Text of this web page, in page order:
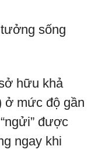
sống
hữu khả
ở mức độ gần
được
ngay khi